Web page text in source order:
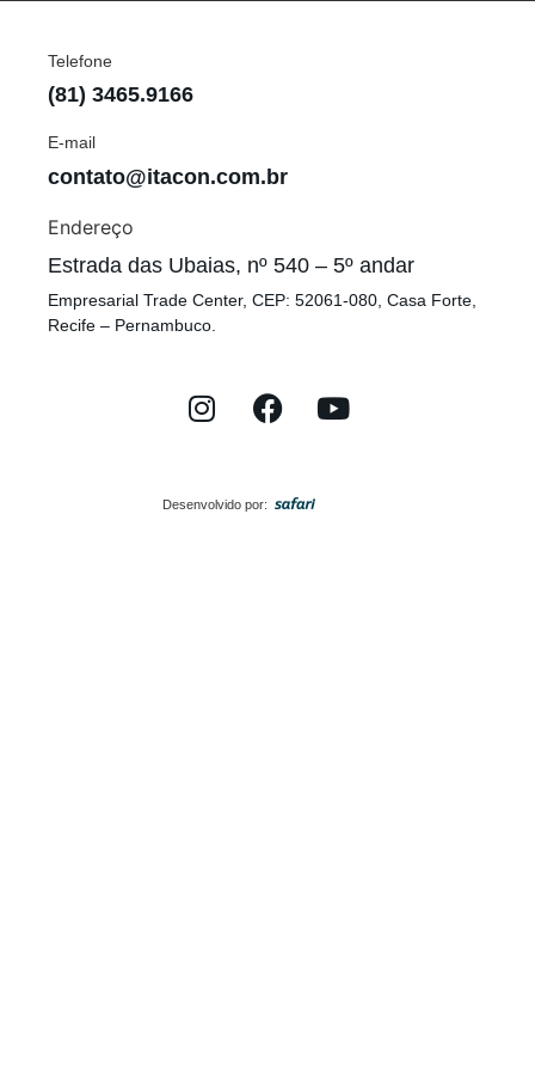
Telefone
(81) 3465.9166
E-mail
contato@itacon.com.br
Endereço
Estrada das Ubaias, nº 540 – 5º andar
Empresarial Trade Center, CEP: 52061-080, Casa Forte,
Recife – Pernambuco.
Desenvolvido por: